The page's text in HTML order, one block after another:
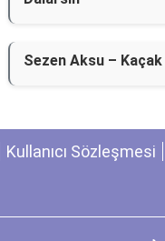
Sezen Aksu – Kaçak
Kullanıcı Sözleşmesi